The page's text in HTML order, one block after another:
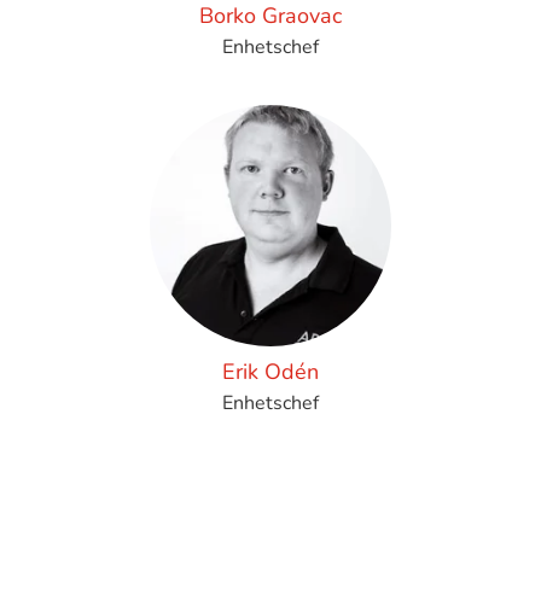
Borko Graovac
Enhetschef
Erik Odén
Enhetschef